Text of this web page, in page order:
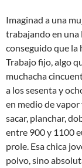
Imaginad a una
trabajando en
conseguido que la
Trabajo fijo, algo
muchacha
a los sesenta y
en medio de vapor
sacar, planchar,
entre 900 y 1100
prole. Esa chica
polvo, sino